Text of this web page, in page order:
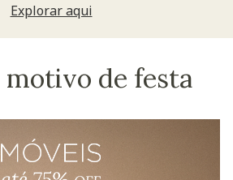
Explorar aqui
motivo de festa